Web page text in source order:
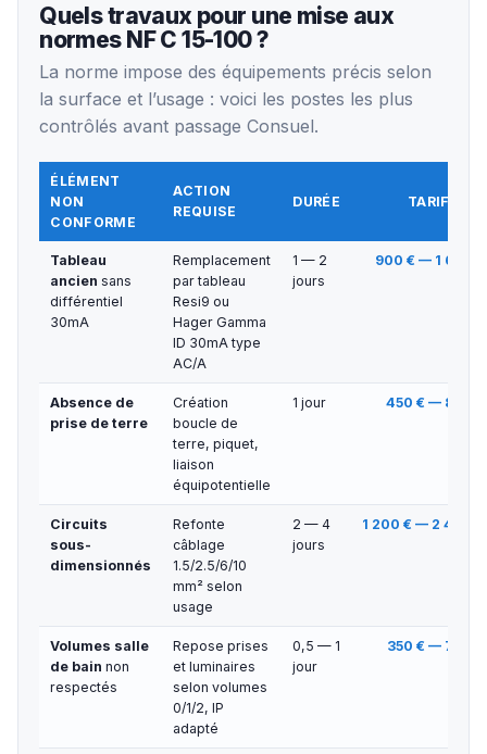
Quels travaux pour une mise aux
normes NF C 15-100 ?
La norme impose des équipements précis selon
la surface et l’usage : voici les postes les plus
contrôlés avant passage Consuel.
ÉLÉMENT
NON
CONFORME
ACTION
REQUISE
DURÉE TARIF TTC
Tableau
ancien sans
différentiel
30mA
Remplacement
par tableau
Resi9 ou
Hager Gamma
ID 30mA type
AC/A
1 — 2
jours
900 € — 1 600 €
Absence de
prise de terre
Création
boucle de
terre, piquet,
liaison
équipotentielle
1 jour 450 € — 800 €
Circuits
sous-
dimensionnés
Refonte
câblage
1.5/2.5/6/10
mm² selon
usage
2 — 4
jours
1 200 € — 2 400 €
Volumes salle
de bain non
respectés
Repose prises
et luminaires
selon volumes
0/1/2, IP
adapté
0,5 — 1
jour
350 € — 700 €